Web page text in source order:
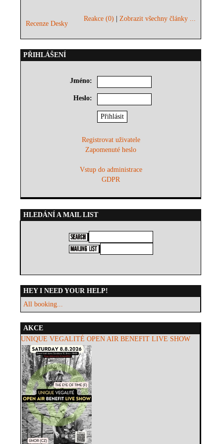
Recenze Desky
Reakce (0) |Zobrazit všechny články ...
PŘIHLÁŠENÍ
Jméno:
Heslo:
Registrovat uživatele
Zapomenuté heslo
Vstup do administrace
GDPR
HLEDÁNÍ A MAIL LIST
HEY I NEED YOUR HELP!
All booking...
AKCE
UNIQUE VEGALITÉ OPEN AIR BENEFIT LIVE SHOW